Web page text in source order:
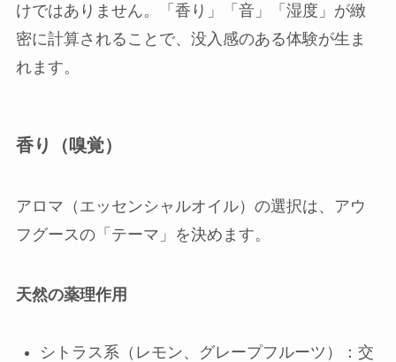
けではありません。「香り」「音」「湿度」が緻
密に計算されることで、没入感のある体験が生ま
れます。
香り（嗅覚）
アロマ（エッセンシャルオイル）の選択は、アウ
フグースの「テーマ」を決めます。
天然の薬理作用
シトラス系（レモン、グレープフルーツ）：交